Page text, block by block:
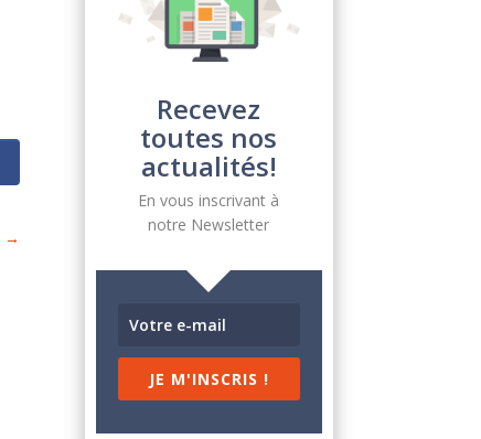
→
Recevez
toutes nos
actualités!
En vous inscrivant à
notre Newsletter
JE M'INSCRIS !